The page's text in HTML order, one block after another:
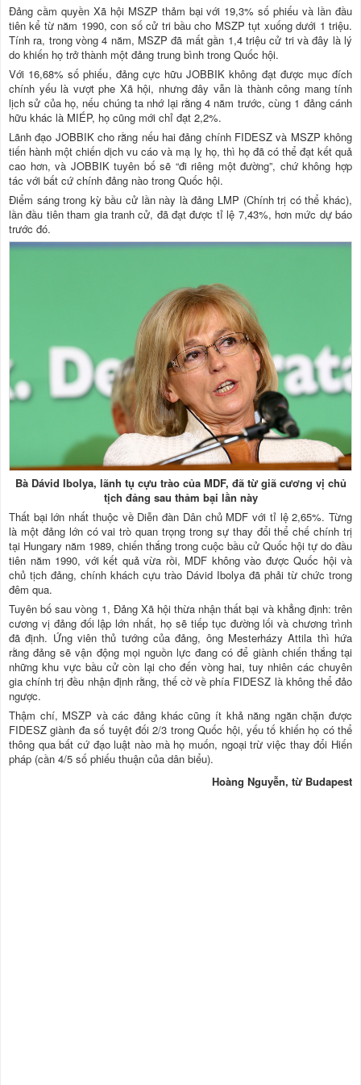
Đảng cầm quyền Xã hội MSZP thảm bại với 19,3% số phiếu và lần đầu
tiên kể từ năm 1990, con số cử tri bầu cho MSZP tụt xuống dưới 1 triệu.
Tính ra, trong vòng 4 năm, MSZP đã mất gần 1,4 triệu cử tri và đây là lý
do khiến họ trở thành một đảng trung bình trong Quốc hội.
Với 16,68% số phiếu, đảng cực hữu JOBBIK không đạt được mục đích
chính yếu là vượt phe Xã hội, nhưng đây vẫn là thành công mang tính
lịch sử của họ, nếu chúng ta nhớ lại rằng 4 năm trước, cùng 1 đảng cánh
hữu khác là MIÉP, họ cũng mới chỉ đạt 2,2%.
Lãnh đạo JOBBIK cho rằng nếu hai đảng chính FIDESZ và MSZP không
tiến hành một chiến dịch vu cáo và mạ lỵ họ, thì họ đã có thể đạt kết quả
cao hơn, và JOBBIK tuyên bố sẽ “đi riêng một đường”, chứ không hợp
tác với bất cứ chính đảng nào trong Quốc hội.
Điểm sáng trong kỳ bầu cử lần này là đảng LMP (Chính trị có thể khác),
lần đầu tiên tham gia tranh cử, đã đạt được tỉ lệ 7,43%, hơn mức dự báo
trước đó.
Bà Dávid Ibolya, lãnh tụ cựu trào của MDF, đã từ giã cương vị chủ
tịch đảng sau thảm bại lần này
Thất bại lớn nhất thuộc về Diễn đàn Dân chủ MDF với tỉ lệ 2,65%. Từng
là một đảng lớn có vai trò quan trọng trong sự thay đổi thể chế chính trị
tại Hungary năm 1989, chiến thắng trong cuộc bầu cử Quốc hội tự do đầu
tiên năm 1990, với kết quả vừa rồi, MDF không vào được Quốc hội và
chủ tịch đảng, chính khách cựu trào Dávid Ibolya đã phải từ chức trong
đêm qua.
Tuyên bố sau vòng 1, Đảng Xã hội thừa nhận thất bại và khẳng định: trên
cương vị đảng đối lập lớn nhất, họ sẽ tiếp tục đường lối và chương trình
đã định. Ứng viên thủ tướng của đảng, ông Mesterházy Attila thì hứa
rằng đảng sẽ vận động mọi nguồn lực đang có để giành chiến thắng tại
những khu vực bầu cử còn lại cho đến vòng hai, tuy nhiên các chuyên
gia chính trị đều nhận định rằng, thế cờ về phía FIDESZ là không thể đảo
ngược.
Thậm chí, MSZP và các đảng khác cũng ít khả năng ngăn chặn được
FIDESZ giành đa số tuyệt đối 2/3 trong Quốc hội, yếu tố khiến họ có thể
thông qua bất cứ đạo luật nào mà họ muốn, ngoại trừ việc thay đổi Hiến
pháp (cần 4/5 số phiếu thuận của dân biểu).
Hoàng Nguyễn, từ Budapest